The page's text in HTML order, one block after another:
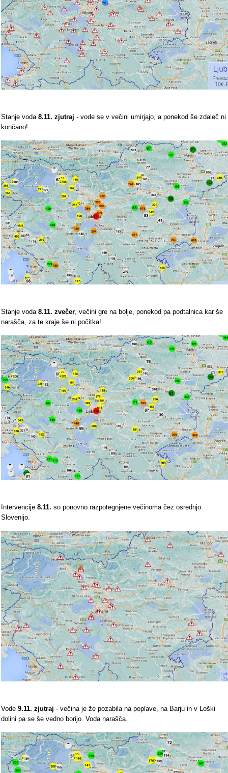
Stanje voda 8.11. zjutraj - vode se v večini umirjajo, a ponekod še zdaleč ni
končano!
Stanje voda 8.11. zvečer, večini gre na bolje, ponekod pa podtalnica kar še
narašča, za te kraje še ni počitka!
Intervencije 8.11. so ponovno razpotegnjene večinoma čez osrednjo
Slovenijo.
Vode 9.11. zjutraj - večina je že pozabila na poplave, na Barju in v Loški
dolini pa se še vedno borijo. Voda narašča.